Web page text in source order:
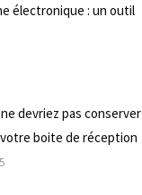
électronique : un outil
devriez pas conserver
boite de réception